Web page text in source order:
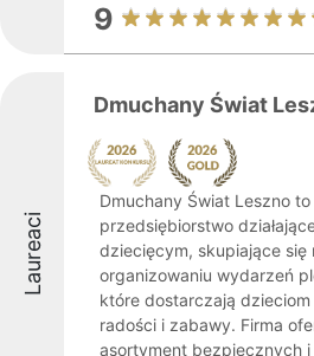
9
Laureaci
Dmuchany Świat
Dmuchany Świat Leszno to
przedsiębiorstwo
dziecięcym, skupiające się
organizowaniu wydarzeń
które dostarczają
radości i zabawy. Firma
asortyment bezpiecznych